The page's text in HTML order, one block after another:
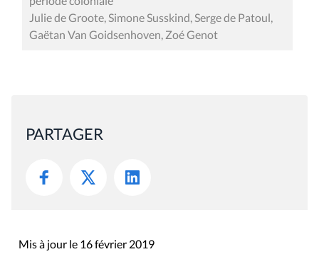
Julie de Groote, Simone Susskind, Serge de Patoul,
Gaëtan Van Goidsenhoven, Zoé Genot
PARTAGER
Mis à jour le 16 février 2019